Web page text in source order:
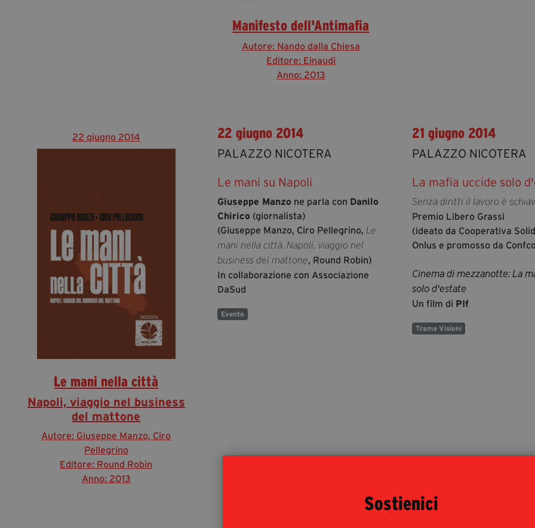
Sostienici
Manifesto dell'Antimafia
Autore: Nando dalla Chiesa
Editore: Einaudi
Anno: 2013
22 giugno 2014
Le mani nella città
Napoli, viaggio nel business
del mattone
Autore: Giuseppe Manzo, Ciro
Pellegrino
Editore: Round Robin
Anno: 2013
22 giugno 2014
PALAZZO NICOTERA
Le mani su Napoli
Giuseppe Manzo ne parla con Danilo
Chirico (giornalista)
(Giuseppe Manzo, Ciro Pellegrino, Le
mani nella città. Napoli, viaggio nel
business del mattone, Round Robin)
In collaborazione con Associazione
DaSud
Evento
21 giugno 2014
PALAZZO NICOTERA
La mafia uccide solo
Senza diritti il lavoro è
Premio Libero Grassi
(ideato da Cooperativa
Onlus e promosso da
Cinema di mezzanotte: La
solo d'estate
Un film di PIf
Trame Visioni